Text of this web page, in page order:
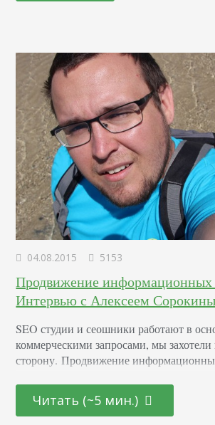
04.08.2015 5153
Продвижение информационных
Интервью с Алексеем
SEO студии и сеошники работают в
коммерческими запросами, мы
сторону. Продвижение
стала центром обсуждения в интервью с
Сорокиным. Прошло уже 5 марафонов
Читать (~5 мин.)